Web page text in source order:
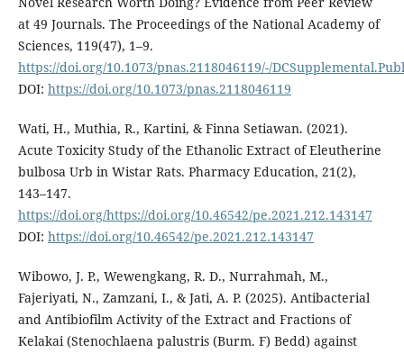
at 49 Journals. The Proceedings of the National Academy of
Sciences, 119(47), 1–9.
https://doi.org/10.1073/pnas.2118046119/-/
DOI: https://doi.org/10.1073/pnas.2118046119
Wati, H., Muthia, R., Kartini, & Finna Setiawan. (2021).
Acute Toxicity Study of the Ethanolic Extract of Eleutherine
bulbosa Urb in Wistar Rats. Pharmacy Education, 21(2),
143–147.
https://doi.org/https://doi.org/10.46542/pe.2021.212.143147
DOI: https://doi.org/10.46542/pe.2021.212.143147
Wibowo, J. P., Wewengkang, R. D., Nurrahmah, M.,
Fajeriyati, N., Zamzani, I., & Jati, A. P. (2025). Antibacterial
and Antibiofilm Activity of the Extract and Fractions of
Kelakai (Stenochlaena palustris (Burm. F) Bedd) against